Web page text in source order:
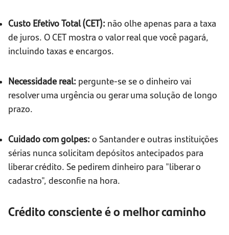
Custo Efetivo Total (CET): não olhe apenas para a taxa
de juros. O CET mostra o valor real que você pagará,
incluindo taxas e encargos.
Necessidade real: pergunte-se se o dinheiro vai
resolver uma urgência ou gerar uma solução de longo
prazo.
Cuidado com golpes: o Santander e outras instituições
sérias nunca solicitam depósitos antecipados para
liberar crédito. Se pedirem dinheiro para "liberar o
cadastro", desconfie na hora.
Crédito consciente é o melhor caminho